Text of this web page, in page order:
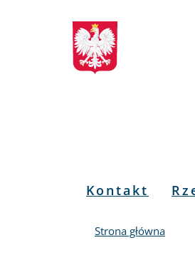
Biuletyn
Informacji
Publicznej
Menu
Kontakt
Strona główna